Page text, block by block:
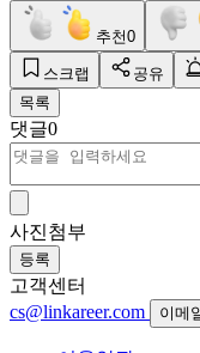
추천0
스크랩 공유
목록
댓글0
사진첨부
등록
고객센터
cs@linkareer.com
이메